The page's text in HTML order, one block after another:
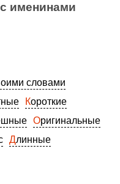
именинами
словами
Короткие
Оригинальные
Длинные